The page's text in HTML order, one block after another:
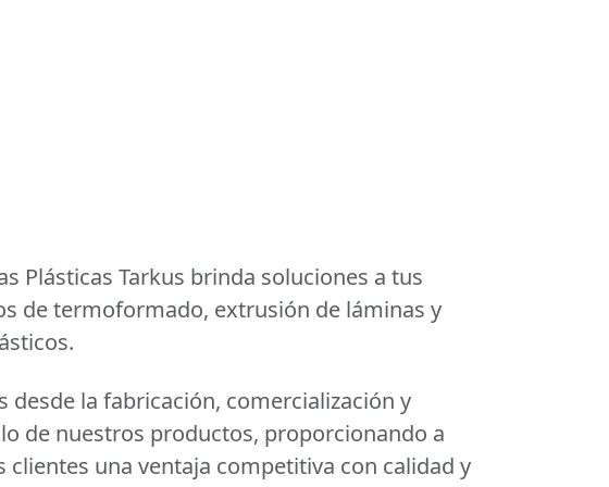
Plásticas Tarkus brinda soluciones a tus
de termoformado, extrusión de láminas y
desde la fabricación, comercialización y
de nuestros productos, proporcionando a
clientes una ventaja competitiva con calidad y